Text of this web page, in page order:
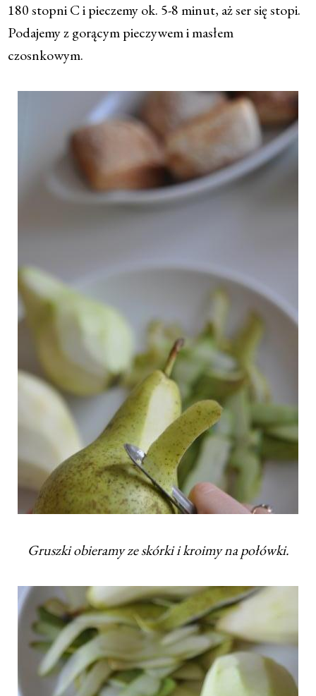
180 stopni C i pieczemy ok. 5-8 minut, aż ser się stopi.
Podajemy z gorącym pieczywem i masłem
czosnkowym.
Gruszki obieramy ze skórki i kroimy na połówki.